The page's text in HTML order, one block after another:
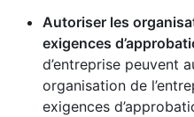
Autoriser les
exigences
d’entreprise peuvent
organisation de
exigences